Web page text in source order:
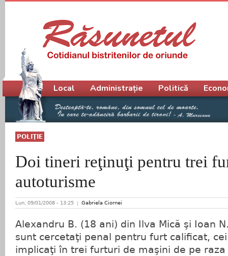
POLIŢIE
Doi tineri reţinuţi pentru trei
autoturisme
Lun, 09/01/2008 - 13:25 Gabriela Ciornei
Alexandru B. (18 ani) din Ilva Mică şi Ioan
sunt cercetaţi penal pentru furt calificat,
implicaţi în trei furturi de maşini de pe
Meniu principal
Local Administrație Politică